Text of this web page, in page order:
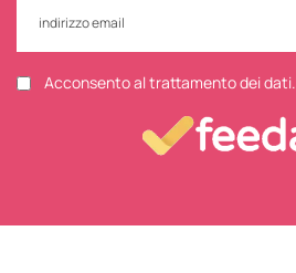
Acconsento al trattamento dei dati.